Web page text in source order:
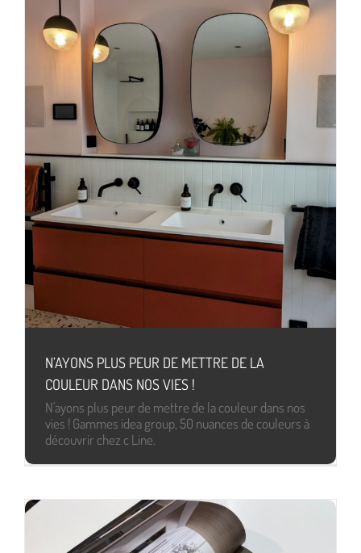
N’AYONS PLUS PEUR DE METTRE DE LA
COULEUR DANS NOS VIES !
N'ayons plus peur de mettre de la couleur dans nos
vies ! Gammes idea group, 50 nuances de couleurs à
découvrir chez c Line.